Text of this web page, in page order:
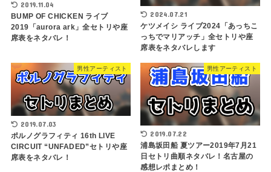
2019.11.04
BUMP OF CHICKEN ライブ
2019「aurora ark」全セトリや座
席表をネタバレ！
2024.07.21
ケツメイシ ライブ2024「あっちこ
っちでマリアッチ」全セトリや座
席表をネタバレします
男性アーティスト
2019.07.03
ポルノグラフィティ 16th LIVE
CIRCUIT “UNFADED”セトリや座
席表をネタバレ！
男性アーティスト
2019.07.22
浦島坂田船 夏ツアー2019年7月21
日セトリ曲順ネタバレ！名古屋の
感想レポまとめ！